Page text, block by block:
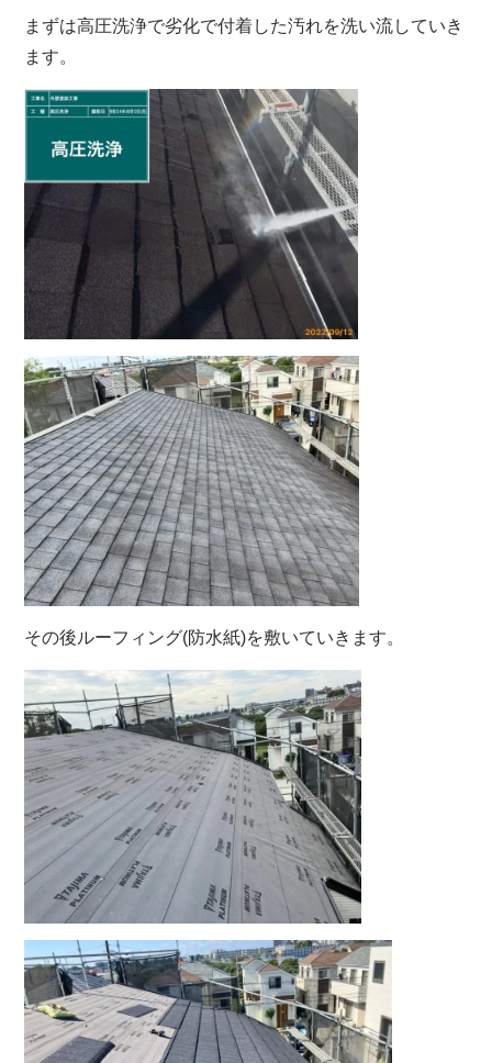
まずは高圧洗浄で劣化で付着した汚れを洗い流していき
ます。
その後ルーフィング(防水紙)を敷いていきます。